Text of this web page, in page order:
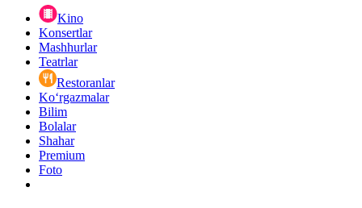
Kino
Konsertlar
Mashhurlar
Teatrlar
Restoranlar
Ko‘rgazmalar
Bilim
Bolalar
Shahar
Premium
Foto